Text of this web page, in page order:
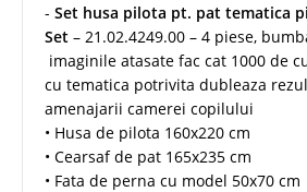
- Set husa pilota pt. pat tematica
Set – 21.02.4249.00 – 4 piese,
imaginile atasate fac cat 1000 de
cu tematica potrivita dubleaza
amenajarii camerei copilului
• Husa de pilota 160x220 cm
• Cearsaf de pat 165x235 cm
• Fata de perna cu model 50x70 cm